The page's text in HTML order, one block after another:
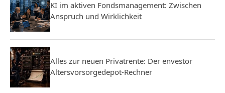
KI im aktiven Fondsmanagement: Zwischen
Anspruch und Wirklichkeit
Alles zur neuen Privatrente: Der envestor
Altersvorsorgedepot-Rechner